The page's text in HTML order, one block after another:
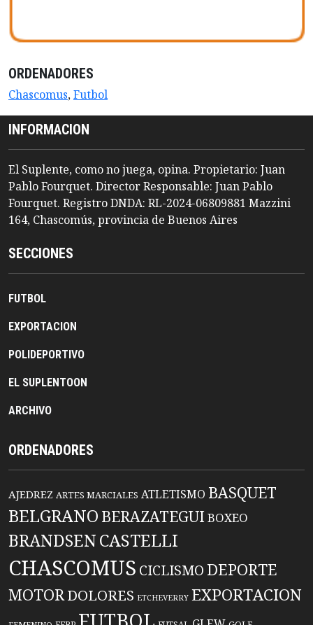
ORDENADORES
Chascomus,Futbol
INFORMACION
El Suplente, como no juega, opina. Propietario: Juan
Pablo Fourquet. Director Responsable: Juan Pablo
Fourquet. Registro DNDA: RL-2024-06809881 Mazzini
164, Chascomús, provincia de Buenos Aires
SECCIONES
FUTBOL
EXPORTACION
POLIDEPORTIVO
EL SUPLENTOON
ARCHIVO
ORDENADORES
AJEDREZ ARTES MARCIALES ATLETISMO BASQUET
BELGRANO BERAZATEGUIBOXEO
BRANDSENCASTELLI
CHASCOMUS CICLISMO DEPORTE
MOTORDOLORES ETCHEVERRY EXPORTACION